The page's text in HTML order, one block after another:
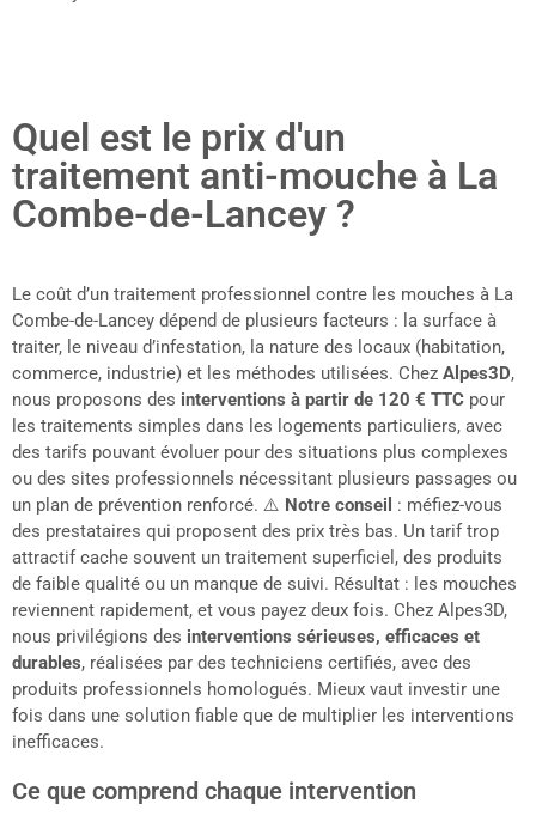
Quel est le prix d'un
traitement anti-mouche à La
Combe-de-Lancey ?
Le coût d’un traitement professionnel contre les mouches à La
Combe-de-Lancey dépend de plusieurs facteurs : la surface à
traiter, le niveau d’infestation, la nature des locaux (habitation,
commerce, industrie) et les méthodes utilisées. Chez Alpes3D,
nous proposons des interventions à partir de 120 € TTC pour
les traitements simples dans les logements particuliers, avec
des tarifs pouvant évoluer pour des situations plus complexes
ou des sites professionnels nécessitant plusieurs passages ou
un plan de prévention renforcé. ⚠️ Notre conseil : méfiez-vous
des prestataires qui proposent des prix très bas. Un tarif trop
attractif cache souvent un traitement superficiel, des produits
de faible qualité ou un manque de suivi. Résultat : les mouches
reviennent rapidement, et vous payez deux fois. Chez Alpes3D,
nous privilégions des interventions sérieuses, efficaces et
durables, réalisées par des techniciens certifiés, avec des
produits professionnels homologués. Mieux vaut investir une
fois dans une solution fiable que de multiplier les interventions
inefficaces.
Ce que comprend chaque intervention